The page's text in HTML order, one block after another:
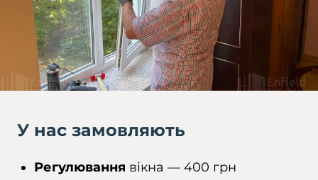
У нас замовляють
Регулювання вікна — 400 грн